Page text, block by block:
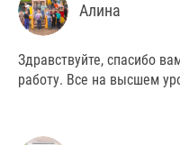
Алина
Здравствуйте, спасибо
работу. Все на высшем